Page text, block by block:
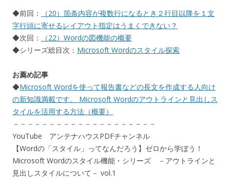
◆前回：
（20）箇条内容が複数行になるとき２行目以降を１文
字行頭に寄せるレイアウト指定はうまくできない？
◆次回：
（22）Wordの図機能の概要
◆シリーズ総目次： Microsoft Wordのスタイル探索
お薦め記事
◆Microsoft Wordを使って報告書などの長文を作成する人向け
の新知識満載です。 Microsoft Wordのアウトラインと見出しス
タイルを活用する方法（概要）
－－－－－－－－－－－－－－－－－－－－
YouTube アンテナハウスPDFチャンネル
【Wordの「スタイル」ってなんだろう】ゼロから学ぼう！
Microsoft Wordのスタイル機能・シリーズ －アウトラインと
見出しスタイルについて－ vol.1